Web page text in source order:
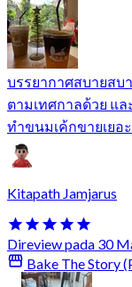
บรรยากาศสบายสบ
ตามเทศกาลด้วย แ
ทำขนมเค้กขายเยอ
Kitapath Jamjarus
Direview pada 30
Bake The Story